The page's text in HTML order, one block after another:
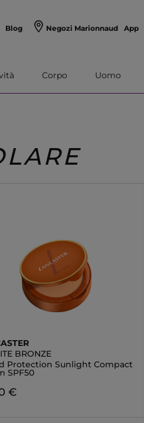
Blog Negozi Marionnaud App
Corpo Uomo
BRONZE
Protection Sunlight Compact
SPF50
€